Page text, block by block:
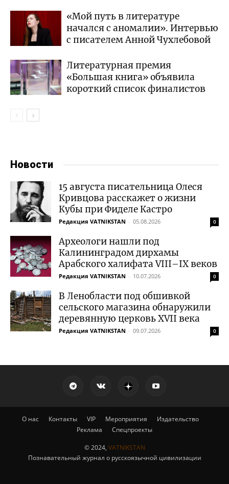
«Мой путь в литературе
начался с аномалии». Интервью
с писателем Анной Чухлебовой
Литературная премия
«Большая книга» объявила
короткий список финалистов
Новости
15 августа писательница Олеся
Кривцова расскажет о жизни
Кубы при Фиделе Кастро
Редакция VATNIKSTAN - 05.08.2026 0
Археологи нашли под
Калининградом дирхамы
Арабского халифата VIII–IX веков
Редакция VATNIKSTAN - 10.07.2026 0
В Ленобласти под обшивкой
сельского магазина обнаружили
деревянную церковь XVII века
Редакция VATNIKSTAN - 09.07.2026 0
О нас Контакты VIP Мероприятия
Издательство
Реклама
Спецпроекты
© 2024, VATNIKSTAN
Познавательный журнал о русскоязычной цивилизации